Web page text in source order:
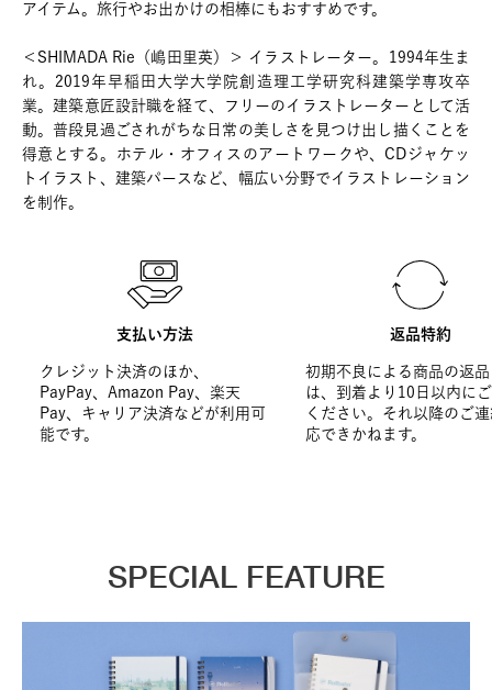
アイテム。旅行やお出かけの相棒にもおすすめです。
＜SHIMADA Rie（嶋田里英）＞ イラストレーター。1994年生ま
れ。2019年早稲田大学大学院創造理工学研究科建築学専攻卒
業。建築意匠設計職を経て、フリーのイラストレーターとして活
動。普段見過ごされがちな日常の美しさを見つけ出し描くことを
得意とする。ホテル・オフィスのアートワークや、CDジャケッ
トイラスト、建築パースなど、幅広い分野でイラストレーション
を制作。
支払い方法
クレジット決済のほか、
PayPay、Amazon Pay、楽天
Pay、キャリア決済などが利用可
能です。
返品特約
初期不良による商品の返
は、到着より10日以内に
ください。それ以降のご
応できかねます。
SPECIAL FEATURE